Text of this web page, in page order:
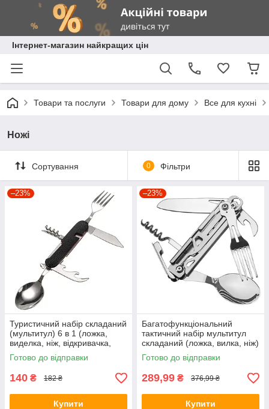
Інтернет-магазин найкращих цін
Товари та послуги Товари для дому Все для кухні
Ножі
Сортування 0 Фільтри
–23%
Туристичний набір складаний
(мультитул) 6 в 1 (ложка,
виделка, ніж, відкривачка,
штопор) Black
Готово до відправки
140 ₴ 182 ₴
Купити
–23%
Багатофункціональний
тактичний набір мультитул
складаний (ложка, вилка, ніж)
5 в 1 E-TAC A-51 Silver
Готово до відправки
289,99 ₴ 376,99 ₴
Купити